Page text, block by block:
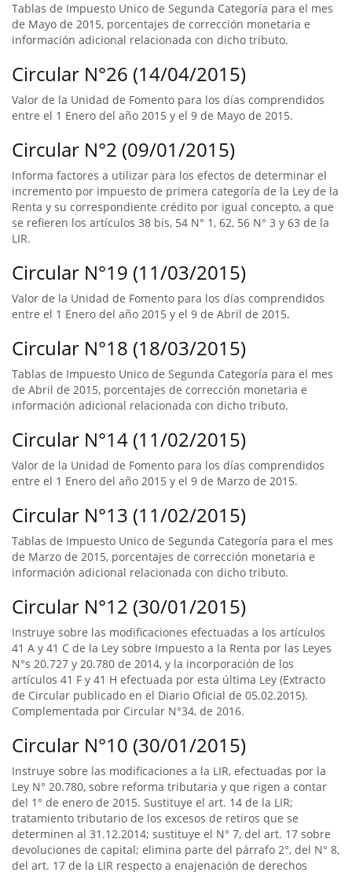
Tablas de Impuesto Unico de Segunda Categoría para el mes
de Mayo de 2015, porcentajes de corrección monetaria e
información adicional relacionada con dicho tributo.
Circular N°26 (14/04/2015)
Valor de la Unidad de Fomento para los días comprendidos
entre el 1 Enero del año 2015 y el 9 de Mayo de 2015.
Circular N°2 (09/01/2015)
Informa factores a utilizar para los efectos de determinar el
incremento por impuesto de primera categoría de la Ley de la
Renta y su correspondiente crédito por igual concepto, a que
se refieren los artículos 38 bis, 54 N° 1, 62, 56 N° 3 y 63 de la
LIR.
Circular N°19 (11/03/2015)
Valor de la Unidad de Fomento para los días comprendidos
entre el 1 Enero del año 2015 y el 9 de Abril de 2015.
Circular N°18 (18/03/2015)
Tablas de Impuesto Unico de Segunda Categoría para el mes
de Abril de 2015, porcentajes de corrección monetaria e
información adicional relacionada con dicho tributo.
Circular N°14 (11/02/2015)
Valor de la Unidad de Fomento para los días comprendidos
entre el 1 Enero del año 2015 y el 9 de Marzo de 2015.
Circular N°13 (11/02/2015)
Tablas de Impuesto Unico de Segunda Categoría para el mes
de Marzo de 2015, porcentajes de corrección monetaria e
información adicional relacionada con dicho tributo.
Circular N°12 (30/01/2015)
Instruye sobre las modificaciones efectuadas a los artículos
41 A y 41 C de la Ley sobre Impuesto a la Renta por las Leyes
N°s 20.727 y 20.780 de 2014, y la incorporación de los
artículos 41 F y 41 H efectuada por esta última Ley (Extracto
de Circular publicado en el Diario Oficial de 05.02.2015).
Complementada por Circular N°34, de 2016.
Circular N°10 (30/01/2015)
Instruye sobre las modificaciones a la LIR, efectuadas por la
Ley N° 20.780, sobre reforma tributaria y que rigen a contar
del 1° de enero de 2015. Sustituye el art. 14 de la LIR;
tratamiento tributario de los excesos de retiros que se
determinen al 31.12.2014; sustituye el N° 7, del art. 17 sobre
devoluciones de capital; elimina parte del párrafo 2°, del N° 8,
del art. 17 de la LIR respecto a enajenación de derechos